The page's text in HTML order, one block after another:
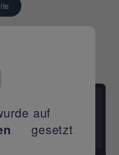
auf
gesetzt